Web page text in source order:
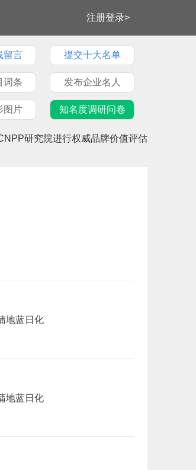
注册登录>
留言 提交十大名单
词条 发布企业名人
图片 知名度调研问卷
研究院进行权威品牌价值评估
地蓝日化
地蓝日化